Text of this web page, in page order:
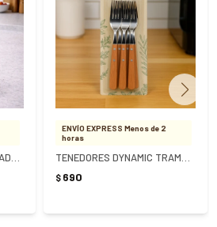
ENVÍO EXPRESS Menos de 2
horas
$ 690